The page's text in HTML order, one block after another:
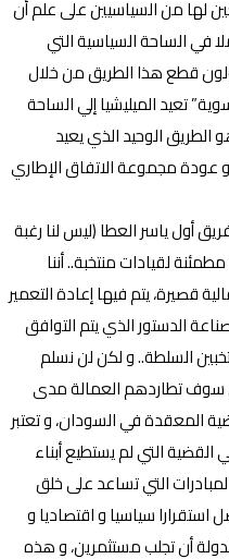
لها من السياسيين على علم أن
في الساحة السياسية التي
قطع هذا الطريق من خلال
تعيد الميليشيا إلي الساحة
الوحيد الذي يعيد
التي كانت قبل 15 إبريل 2023م و عودة مجموعة الاتفاق الإطاري
أول ياسر العطا (ليس لنا رغبة
لقيادات منتخبة.. أننا
قصيرة، يتم فيها إعادة التعمير
الدستور الذي يتم التوافق
السلطة.. و لكن لن نسلم
سوف تطاردهم العمالة مدى
المعقدة في السودان، و تعتبر
القضية التي لم يستطيع أبناء
التي تساعد على خلق
سياسيا و اقتصاديا و
أن تجلب مستثمرين، و هذه